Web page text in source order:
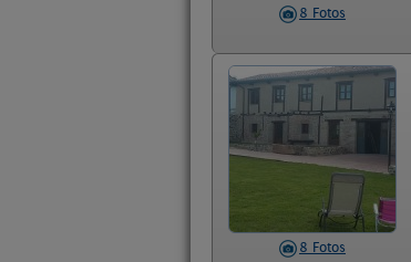
8 Fotos
8 Fotos